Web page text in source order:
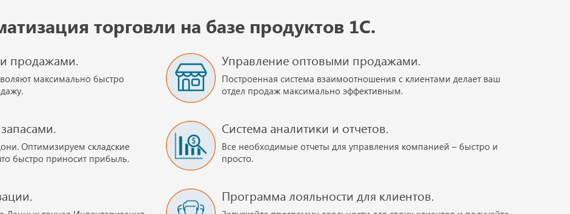
торговли на базе продуктов 1С.
продажами.
максимально быстро
Управление оптовыми продажами.
Построенная система взаимоотношения с клиентами делает ваш
отдел продаж максимально эффективным.
Оптимизируем складские
быстро приносит прибыль.
Система аналитики и отчетов.
Все необходимые отчеты для управления компанией – быстро и
просто.
Программа лояльности для клиентов.